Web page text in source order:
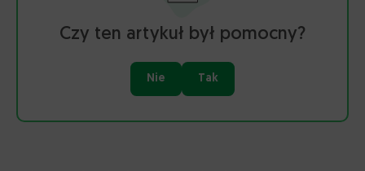
Czy ten artykuł był pomocny?
Nie Tak